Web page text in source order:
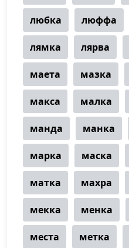
любка люффа
лямка лярва
маета мазка
макса малка
манда манка
марка маска
матка махра
мекка менка
места метка